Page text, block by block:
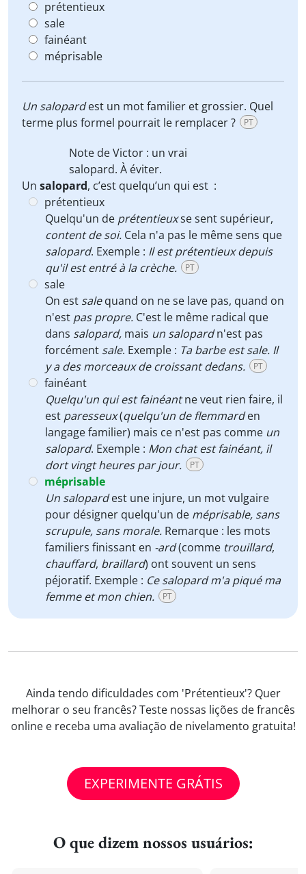
prétentieux
sale
fainéant
méprisable
Un salopardest un mot familier et grossier. Quel
terme plus formel pourrait le remplacer ?
PT
Note de Victor : un vrai
salopard. À éviter.
Un salopard, c’est quelqu’un qui est :
prétentieux
Quelqu'un de prétentieuxse sent supérieur,
content de soi. Cela n'a pas le même sens que
salopard. Exemple : Il est prétentieux depuis
qu'il est entré à la crèche.
PT
sale
On est salequand on ne se lave pas, quand on
n'est pas propre. C'est le même radical que
dans salopard, mais un salopardn'est pas
forcément sale. Exemple : Ta barbe est sale. Il
y a des morceaux de croissant dedans.
PT
fainéant
Quelqu'un qui est fainéantne veut rien faire, il
est paresseux(quelqu'un de flemmarden
langage familier) mais ce n'est pas comme un
salopard. Exemple : Mon chat est fainéant, il
dort vingt heures par jour.
PT
méprisable
Un salopardest une injure, un mot vulgaire
pour désigner quelqu'un de méprisable, sans
scrupule, sans morale. Remarque : les mots
familiers finissant en -ard(comme trouillard,
chauffard, braillard) ont souvent un sens
péjoratif. Exemple : Ce salopard m'a piqué ma
femme et mon chien.
PT
Ainda tendo dificuldades com 'Prétentieux'? Quer
melhorar o seu francês? Teste nossas lições de francês
online e receba uma avaliação de nivelamento gratuita!
EXPERIMENTE GRÁTIS
O que dizem nossos usuários: